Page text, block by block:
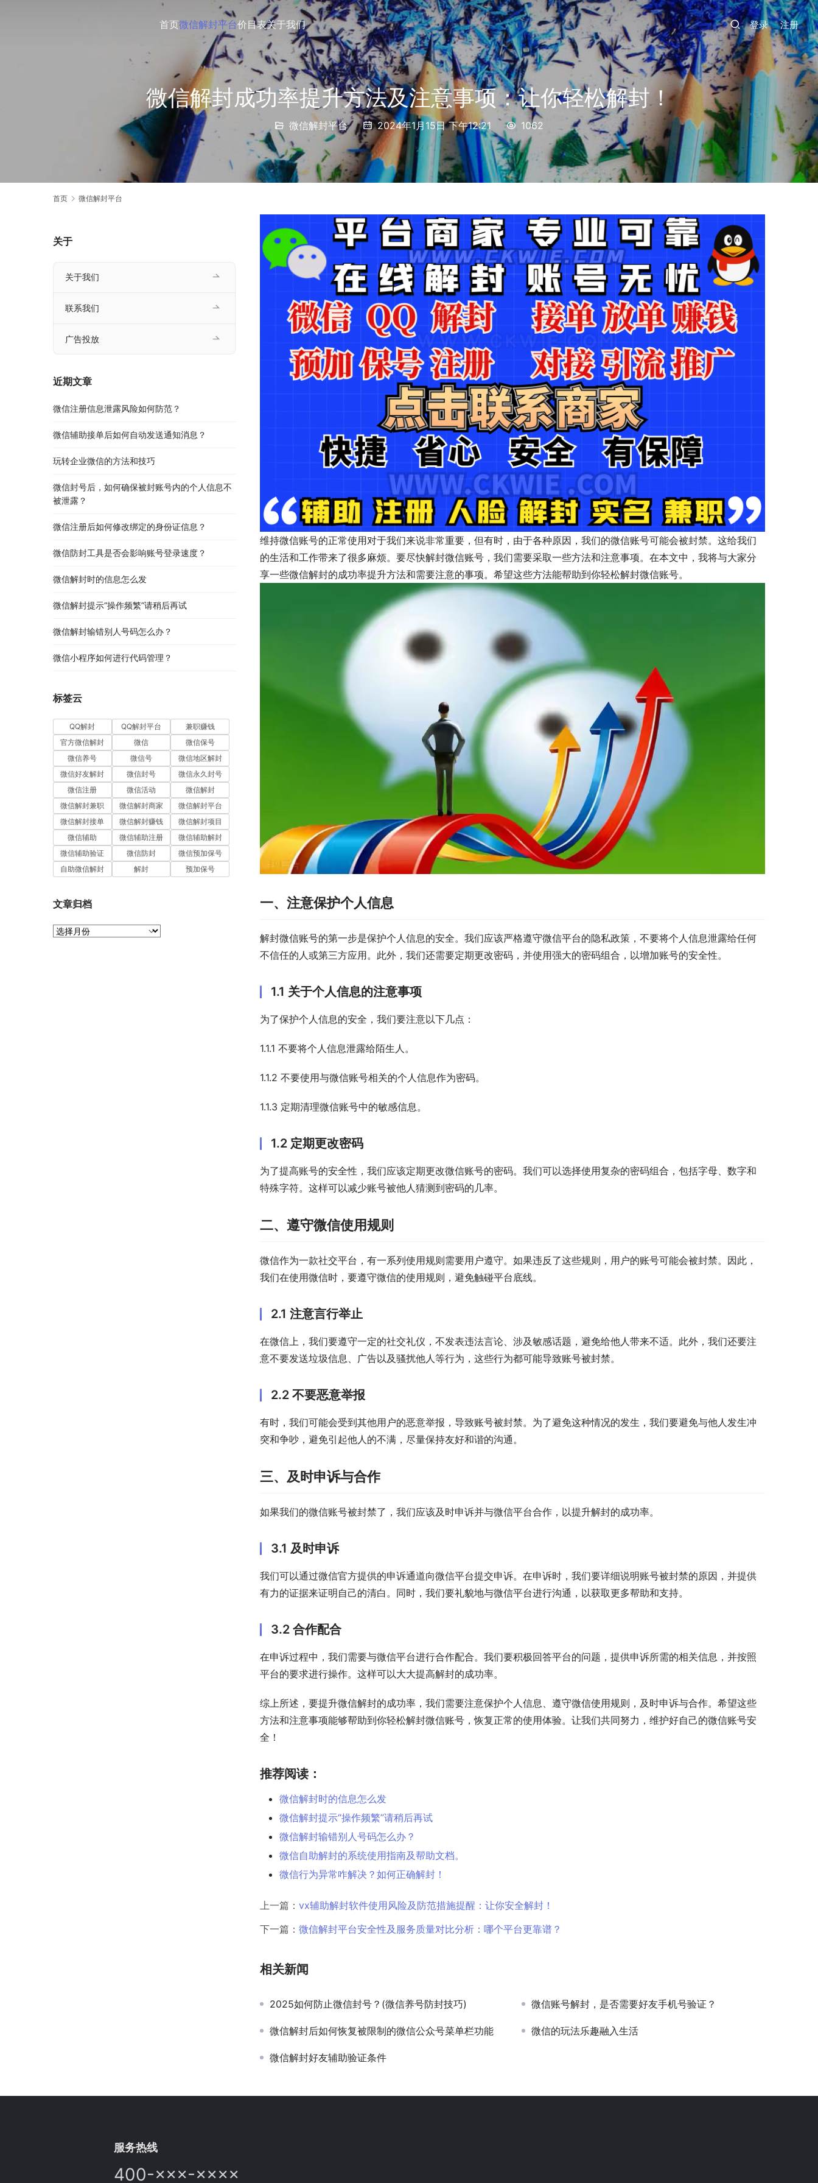
首页微信解封平台价目表关于我们 登录 注册
微信解封成功率提升方法及注意事项：让你轻松解封！
微信解封平台 2024年1月15日 下午12:21 1062
首页 微信解封平台
维持微信账号的正常使用对于我们来说非常重要，但有时，由于各种原因，我们的微信账号可能会被封禁。这给我们
的生活和工作带来了很多麻烦。要尽快解封微信账号，我们需要采取一些方法和注意事项。在本文中，我将与大家分
享一些微信解封的成功率提升方法和需要注意的事项。希望这些方法能帮助到你轻松解封微信账号。
一、注意保护个人信息
解封微信账号的第一步是保护个人信息的安全。我们应该严格遵守微信平台的隐私政策，不要将个人信息泄露给任何
不信任的人或第三方应用。此外，我们还需要定期更改密码，并使用强大的密码组合，以增加账号的安全性。
1.1 关于个人信息的注意事项
为了保护个人信息的安全，我们要注意以下几点：
1.1.1 不要将个人信息泄露给陌生人。
1.1.2 不要使用与微信账号相关的个人信息作为密码。
1.1.3 定期清理微信账号中的敏感信息。
1.2 定期更改密码
为了提高账号的安全性，我们应该定期更改微信账号的密码。我们可以选择使用复杂的密码组合，包括字母、数字和
特殊字符。这样可以减少账号被他人猜测到密码的几率。
二、遵守微信使用规则
微信作为一款社交平台，有一系列使用规则需要用户遵守。如果违反了这些规则，用户的账号可能会被封禁。因此，
我们在使用微信时，要遵守微信的使用规则，避免触碰平台底线。
2.1 注意言行举止
在微信上，我们要遵守一定的社交礼仪，不发表违法言论、涉及敏感话题，避免给他人带来不适。此外，我们还要注
意不要发送垃圾信息、广告以及骚扰他人等行为，这些行为都可能导致账号被封禁。
2.2 不要恶意举报
有时，我们可能会受到其他用户的恶意举报，导致账号被封禁。为了避免这种情况的发生，我们要避免与他人发生冲
突和争吵，避免引起他人的不满，尽量保持友好和谐的沟通。
三、及时申诉与合作
如果我们的微信账号被封禁了，我们应该及时申诉并与微信平台合作，以提升解封的成功率。
3.1 及时申诉
我们可以通过微信官方提供的申诉通道向微信平台提交申诉。在申诉时，我们要详细说明账号被封禁的原因，并提供
有力的证据来证明自己的清白。同时，我们要礼貌地与微信平台进行沟通，以获取更多帮助和支持。
3.2 合作配合
在申诉过程中，我们需要与微信平台进行合作配合。我们要积极回答平台的问题，提供申诉所需的相关信息，并按照
平台的要求进行操作。这样可以大大提高解封的成功率。
综上所述，要提升微信解封的成功率，我们需要注意保护个人信息、遵守微信使用规则，及时申诉与合作。希望这些
方法和注意事项能够帮助到你轻松解封微信账号，恢复正常的使用体验。让我们共同努力，维护好自己的微信账号安
全！
推荐阅读：
微信解封时的信息怎么发
微信解封提示“操作频繁”请稍后再试
微信解封输错别人号码怎么办？
微信自助解封的系统使用指南及帮助文档。
微信行为异常咋解决？如何正确解封！
上一篇： vx辅助解封软件使用风险及防范措施提醒：让你安全解封！
下一篇： 微信解封平台安全性及服务质量对比分析：哪个平台更靠谱？
相关新闻
2025如何防止微信封号？(微信养号防封技巧) 微信账号解封，是否需要好友手机号验证？
微信解封后如何恢复被限制的微信公众号菜单栏功能 微信的玩法乐趣融入生活
微信解封好友辅助验证条件
关于
关于我们
联系我们
广告投放
近期文章
微信注册信息泄露风险如何防范？
微信辅助接单后如何自动发送通知消息？
玩转企业微信的方法和技巧
微信封号后，如何确保被封账号内的个人信息不
被泄露？
微信注册后如何修改绑定的身份证信息？
微信防封工具是否会影响账号登录速度？
微信解封时的信息怎么发
微信解封提示“操作频繁”请稍后再试
微信解封输错别人号码怎么办？
微信小程序如何进行代码管理？
标签云
QQ解封 QQ解封平台
兼职赚钱
官方微信解封
微信
微信保号
微信养号
微信号
微信地区解封
微信好友解封
微信封号
微信永久封号
微信注册
微信活动
微信解封
微信解封兼职
微信解封商家
微信解封平台
微信解封接单
微信解封赚钱
微信解封项目
微信辅助
微信辅助注册
微信辅助解封
微信辅助验证
微信防封
微信预加保号
自助微信解封
解封 预加保号
文章归档
文
服务热线
400-×××-××××